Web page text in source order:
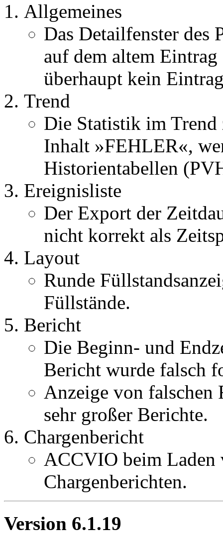
Allgemeines
Das Detailfenster des
auf dem altem
überhaupt kein
Trend
Die Statistik im Trend
Inhalt »FEHLER«,
Historientabellen
Ereignisliste
Der Export der
nicht korrekt als
Layout
Runde
Füllstände.
Bericht
Die Beginn- und
Bericht wurde falsch
Anzeige von falschen
sehr großer Berichte.
Chargenbericht
ACCVIO beim Laden
Chargenberichten.
Version 6.1.19